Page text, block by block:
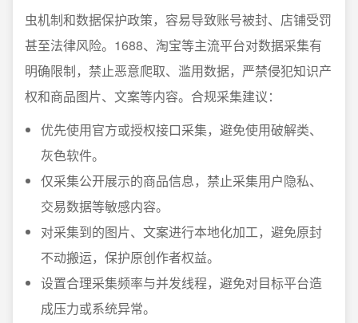
虫机制和数据保护政策，容易导致账号被封、店铺受罚
甚至法律风险。1688、淘宝等主流平台对数据采集有
明确限制，禁止恶意爬取、滥用数据，严禁侵犯知识产
权和商品图片、文案等内容。合规采集建议：
优先使用官方或授权接口采集，避免使用破解类、
灰色软件。
仅采集公开展示的商品信息，禁止采集用户隐私、
交易数据等敏感内容。
对采集到的图片、文案进行本地化加工，避免原封
不动搬运，保护原创作者权益。
设置合理采集频率与并发线程，避免对目标平台造
成压力或系统异常。